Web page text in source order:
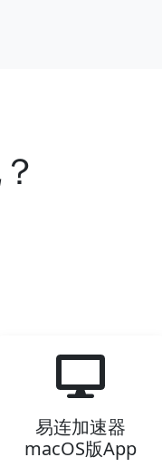
易连加速器
macOS版App